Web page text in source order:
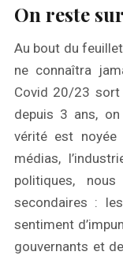
On reste
Au bout du
ne connaîtra
Covid 20/23 sort
depuis 3 ans,
vérité est noyée
médias,
politiques,
secondaires :
sentiment
gouvernants et